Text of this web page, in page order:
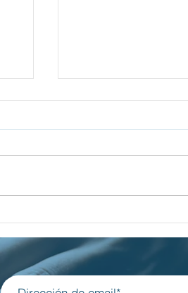
Luces y Sombras
en Brasil